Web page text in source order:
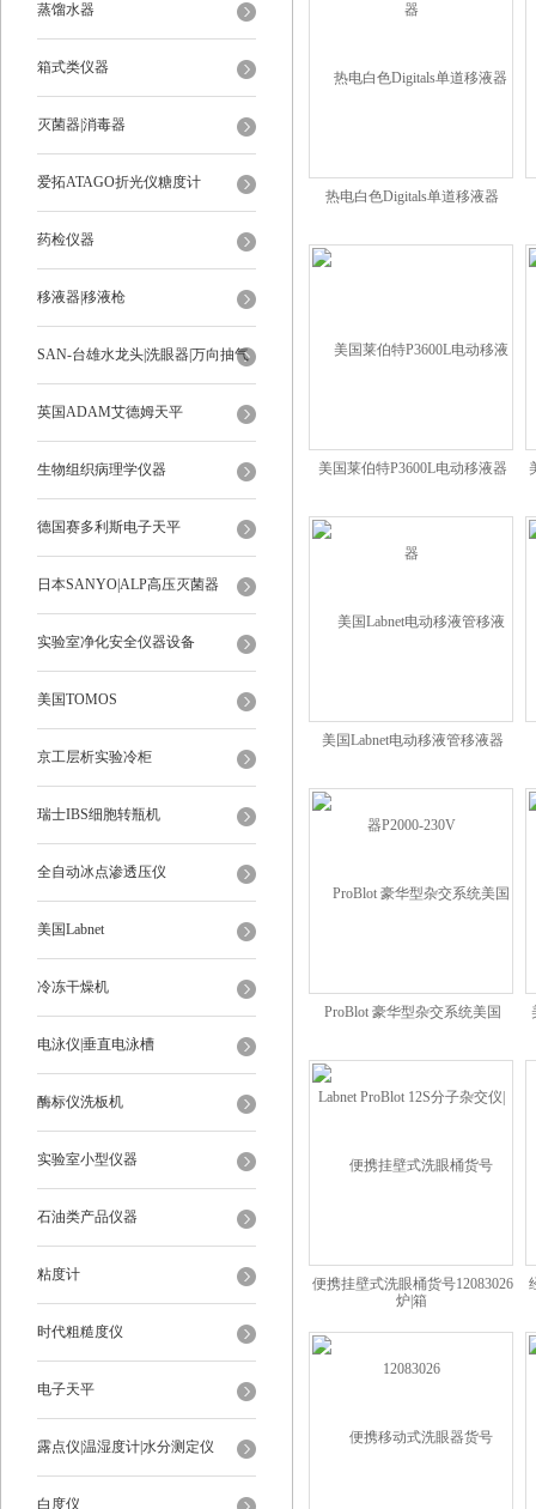
蒸馏水器
箱式类仪器
灭菌器|消毒器
爱拓ATAGO折光仪糖度计
药检仪器
移液器|移液枪
SAN-台雄水龙头|洗眼器|万向抽气
罩
英国ADAM艾德姆天平
生物组织病理学仪器
德国赛多利斯电子天平
日本SANYO|ALP高压灭菌器
实验室净化安全仪器设备
美国TOMOS
京工层析实验冷柜
瑞士IBS细胞转瓶机
全自动冰点渗透压仪
美国Labnet
冷冻干燥机
电泳仪|垂直电泳槽
酶标仪洗板机
实验室小型仪器
石油类产品仪器
粘度计
时代粗糙度仪
电子天平
露点仪|温湿度计|水分测定仪
白度仪
热电白色Digitals单道移液器
美国莱伯特P3600L电动移液器
美国Labnet电动移液管移液器
ProBlot 豪华型杂交系统美国
便携挂壁式洗眼桶货号12083026